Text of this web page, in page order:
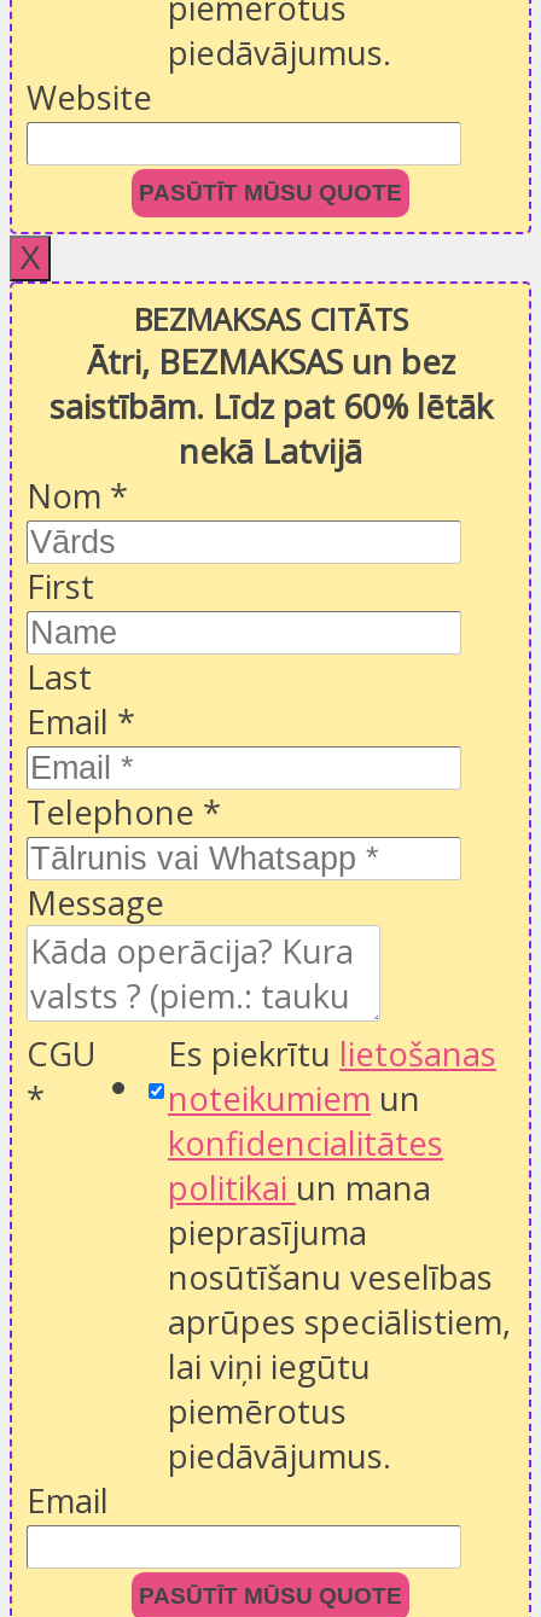
piedāvājumus.
Website
PASŪTĪT MŪSU QUOTE
X
BEZMAKSAS CITĀTS
Ātri, BEZMAKSAS un bez
saistībām. Līdz pat 60% lētāk
nekā Latvijā
Nom *
First
Last
Email *
Telephone *
Message
CGU
*
Es piekrītu lietošanas
noteikumiem un
konfidencialitātes
politikai un mana
pieprasījuma
nosūtīšanu veselības
aprūpes speciālistiem,
lai viņi iegūtu
piemērotus
piedāvājumus.
Email
PASŪTĪT MŪSU QUOTE